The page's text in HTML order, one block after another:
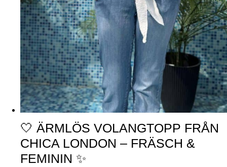
🤍 ÄRMLÖS VOLANGTOPP FRÅN
CHICA LONDON – FRÄSCH &
FEMININ ✨